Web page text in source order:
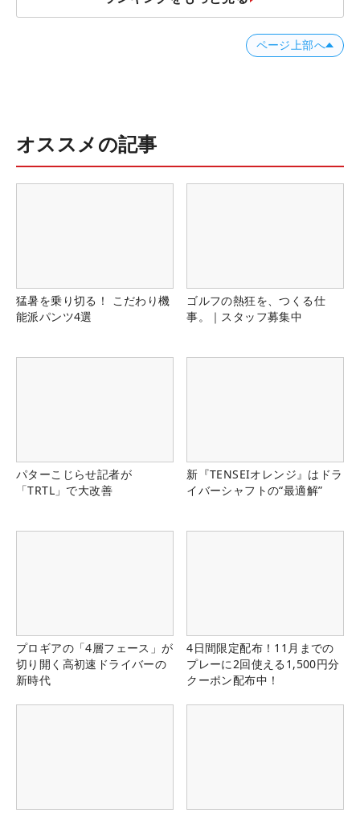
ページ上部へ
オススメの記事
猛暑を乗り切る！ こだわり機
能派パンツ4選
ゴルフの熱狂を、つくる仕
事。｜スタッフ募集中
パターこじらせ記者が
「TRTL」で大改善
新『TENSEIオレンジ』はドラ
イバーシャフトの“最適解”
プロギアの「4層フェース」が
切り開く高初速ドライバーの
新時代
4日間限定配布！11月までの
プレーに2回使える1,500円分
クーポン配布中！